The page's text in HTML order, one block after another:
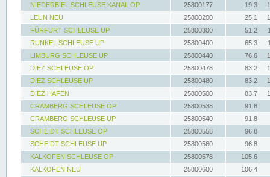
NIEDERBIEL SCHLEUSE KANAL OP
25800177 19.3
LEUN NEU
25800200 25.1
FÜRFURT SCHLEUSE UP
25800300 51.2
RUNKEL SCHLEUSE UP
25800400 65.3
LIMBURG SCHLEUSE UP
25800440 76.6
DIEZ SCHLEUSE OP
25800478 83.2
DIEZ SCHLEUSE UP
25800480 83.2
DIEZ HAFEN
25800500 83.7
CRAMBERG SCHLEUSE OP
25800538
91.8
CRAMBERG SCHLEUSE UP
25800540
91.8
SCHEIDT SCHLEUSE OP
25800558
96.8
SCHEIDT SCHLEUSE UP
25800560
96.8
KALKOFEN SCHLEUSE OP
25800578
105.6
KALKOFEN NEU
25800600
106.4